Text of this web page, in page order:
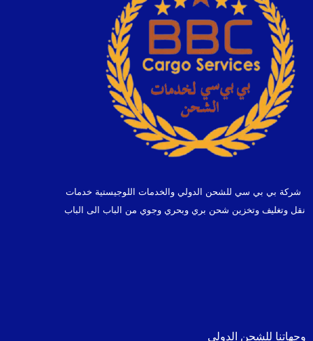
شركة بي بي سي للشحن الدولي والخدمات اللوجيستية خدمات
نقل وتغليف وتخزين شحن بري وبحري وجوي من الباب الى الباب
وجهاتنا للشحن الدولي